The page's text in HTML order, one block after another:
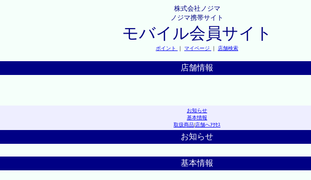
株式会社ノジマ
ノジマ携帯サイト
モバイル会員サイト
ポイント ｜ マイページ ｜ 店舗検索
店舗情報
お知らせ
基本情報
取扱商品|店舗へｱｸｾｽ
お知らせ
基本情報